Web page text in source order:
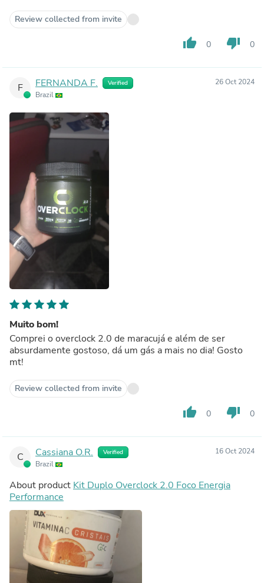
Review collected from invite
thumb_up 0 thumb_down 0
F FERNANDA F. Verified
Brazil
26 Oct 2024
Muito bom!
Comprei o overclock 2.0 de maracujá e além de ser
absurdamente gostoso, dá um gás a mais no dia! Gosto
mt!
Review collected from invite
thumb_up 0 thumb_down 0
C Cassiana O.R. Verified
Brazil
16 Oct 2024
About product Kit Duplo Overclock 2.0 Foco Energia
Performance